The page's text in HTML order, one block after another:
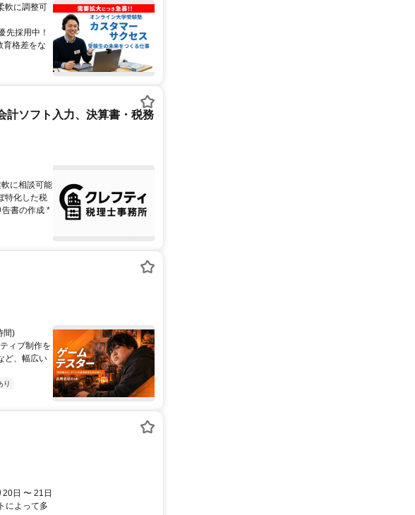
軟に調整可
先採用中！
育格差をな
計ソフト入力、決算書・税務
に相談可能
特化した税
書の作成 *
間)
ィブ制作を
ど、幅広い
り
日 〜 21日
によって多